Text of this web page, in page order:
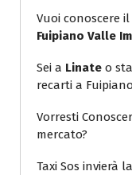
Vuoi conoscere il
Fuipiano Valle
Sei a Linate o
recarti a
Vorresti
mercato?
Taxi Sos invierà